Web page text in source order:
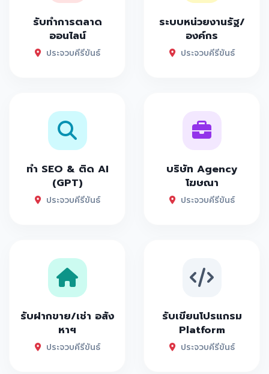
รับทำการตลาด
ออนไลน์
ประจวบคีรีขันธ์
ระบบหน่วยงานรัฐ/
องค์กร
ประจวบคีรีขันธ์
ทำ SEO & ติด AI
(GPT)
ประจวบคีรีขันธ์
บริษัท Agency
โฆษณา
ประจวบคีรีขันธ์
รับฝากขาย/เช่า อสัง
หาฯ
ประจวบคีรีขันธ์
รับเขียนโปรแกรม
Platform
ประจวบคีรีขันธ์